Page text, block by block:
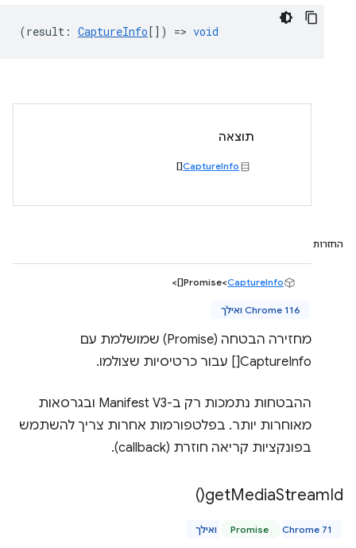
(result : CaptureInfo[]) => void
תוצאה
CaptureInfo
[]
החזרות
Promise<CaptureInfo
[]>
Chrome 116 ואילך
מחזירה הבטחה (Promise) שמושלמת עם
CaptureInfo[] עבור כרטיסיות שצולמו.
ההבטחות נתמכות רק ב-Manifest V3 ובגרסאות
מאוחרות יותר. בפלטפורמות אחרות צריך להשתמש
בפונקציות קריאה חוזרת (callback).
getMediaStreamId(
)
Promise Chrome 71 ואילך